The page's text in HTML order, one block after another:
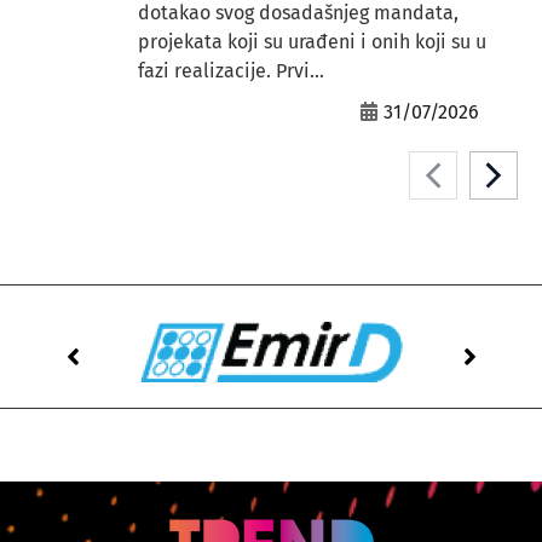
dotakao svog dosadašnjeg mandata,
projekata koji su urađeni i onih koji su u
fazi realizacije. Prvi...
31/07/2026